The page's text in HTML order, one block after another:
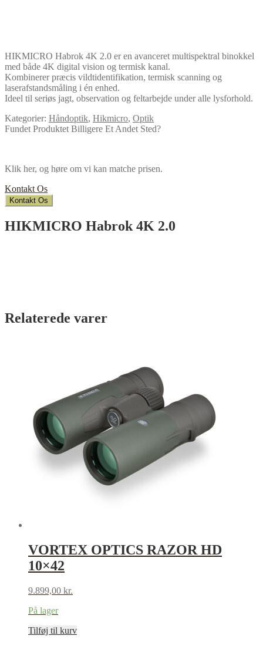
HIKMICRO Habrok 4K 2.0 er en avanceret multispektral binokkel
med både 4K digital vision og termisk kanal.
Kombinerer præcis vildtidentifikation, termisk scanning og
laserafstandsmåling i én enhed.
Ideel til seriøs jagt, observation og feltarbejde under alle lysforhold.
Kategorier: Håndoptik, Hikmicro, Optik
Fundet Produktet Billigere Et Andet Sted?
Klik her, og høre om vi kan matche prisen.
Kontakt Os
Kontakt Os
HIKMICRO Habrok 4K 2.0
Relaterede varer
VORTEX OPTICS RAZOR HD
10×42
9.899,00 kr.
På lager
Tilføj til kurv